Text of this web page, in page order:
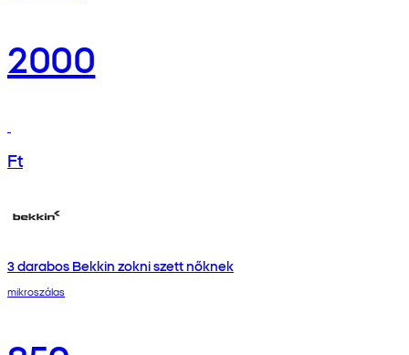
2000
Ft
3 darabos Bekkin zokni szett nőknek
mikroszálas